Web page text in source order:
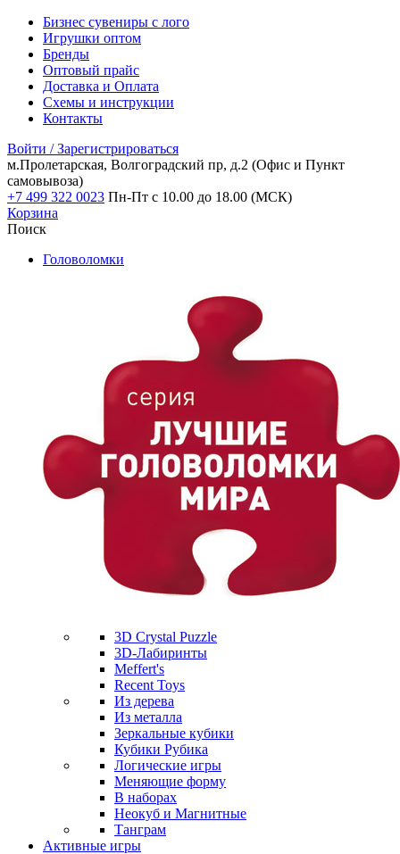
Бизнес сувениры с лого
Игрушки оптом
Бренды
Оптовый прайс
Доставка и Оплата
Схемы и инструкции
Контакты
Войти / Зарегистрироваться
м.Пролетарская, Волгоградский пр, д.2 (Офис и Пункт
самовывоза)
+7 499 322 0023 Пн-Пт с 10.00 до 18.00 (МСК)
Корзина
Поиск
Головоломки
3D Crystal Puzzle
3D-Лабиринты
Meffert's
Recent Toys
Из дерева
Из металла
Зеркальные кубики
Кубики Рубика
Логические игры
Меняющие форму
В наборах
Неокуб и Магнитные
Танграм
Активные игры